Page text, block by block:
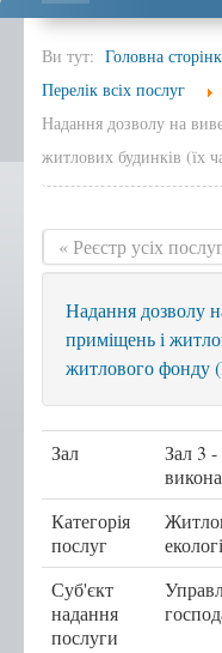
Головна
Інформація
Положення,
Графік роботи
Новини
міської ради
Корисна
Віддалені
с.Курівці
с. Іванківці
с. Чернихів
с. Кобзарівка
Ви тут: Головна
Перелік всіх послуг
Надання дозволу на
житлових будинків (їх
« Реєстр усіх послуг
Надання дозволу
приміщень і
житлового фонду
Зал
Зал 3
Категорія
послуг
Суб'єкт
надання
послуги